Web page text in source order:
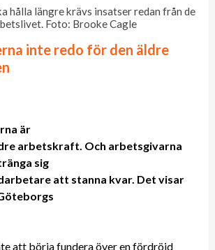
hålla längre krävs insatser redan från de
Foto: Brooke Cagle
inte redo för den äldre
är
arbetskraft. Och arbetsgivarna
sig
att stanna kvar. Det visar
att börja fundera över en fördröjd